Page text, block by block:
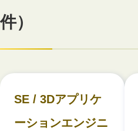
件）
SE / 3Dアプリケ
ーションエンジニ